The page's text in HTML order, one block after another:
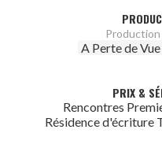
Production
A Perte de Vue
PRIX &
Rencontres
Résidence d'écriture